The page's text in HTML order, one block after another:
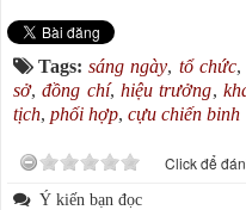
Tags:sáng ngày, tổ chức,
sở,đồng chí,hiệu trưởng,
tịch, phối hợp, cựu chiến binh
Click để
Ý kiến bạn đọc